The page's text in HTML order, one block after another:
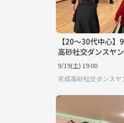
【20〜30代中心
高砂社交ダンスヤ
心者🔰歓迎】
9/19(土) 19:00
京成高砂社交ダンスヤ